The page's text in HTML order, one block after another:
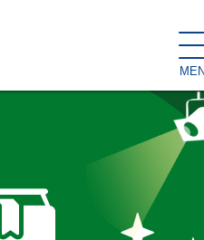
キッズが主役！